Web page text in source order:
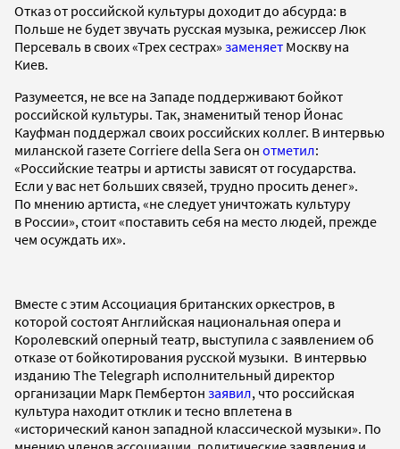
Отказ от российской культуры доходит до абсурда: в
Польше не будет звучать русская музыка, режиссер Люк
Персеваль в своих «Трех сестрах» заменяет Москву на
Киев.
Разумеется, не все на Западе поддерживают бойкот
российской культуры. Так, знаменитый тенор Йонас
Кауфман поддержал своих российских коллег. В интервью
миланской газете Corriere della Sera он отметил:
«Российские театры и артисты зависят от государства.
Если у вас нет больших связей, трудно просить денег».
По мнению артиста, «не следует уничтожать культуру
в России», стоит «поставить себя на место людей, прежде
чем осуждать их».
Вместе с этим Ассоциация британских оркестров, в
которой состоят Английская национальная опера и
Королевский оперный театр, выступила с заявлением об
отказе от бойкотирования русской музыки. В интервью
изданию The Telegraph исполнительный директор
организации Марк Пембертон заявил, что российская
культура находит отклик и тесно вплетена в
«исторический канон западной классической музыки». По